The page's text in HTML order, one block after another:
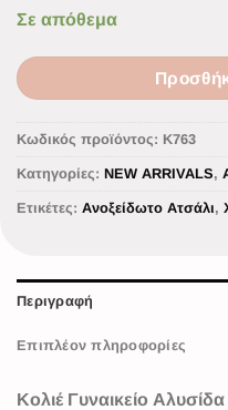
Σε απόθεμα
Κωδικός προϊόντος: K763
Κατηγορίες: NEW ARRIVALS,
Ετικέτες: Ανοξείδωτο Ατσάλι,
Περιγραφή
Επιπλέον πληροφορίες
Κολιέ Γυναικείο